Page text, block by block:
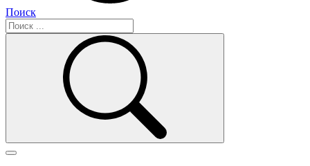
Поиск